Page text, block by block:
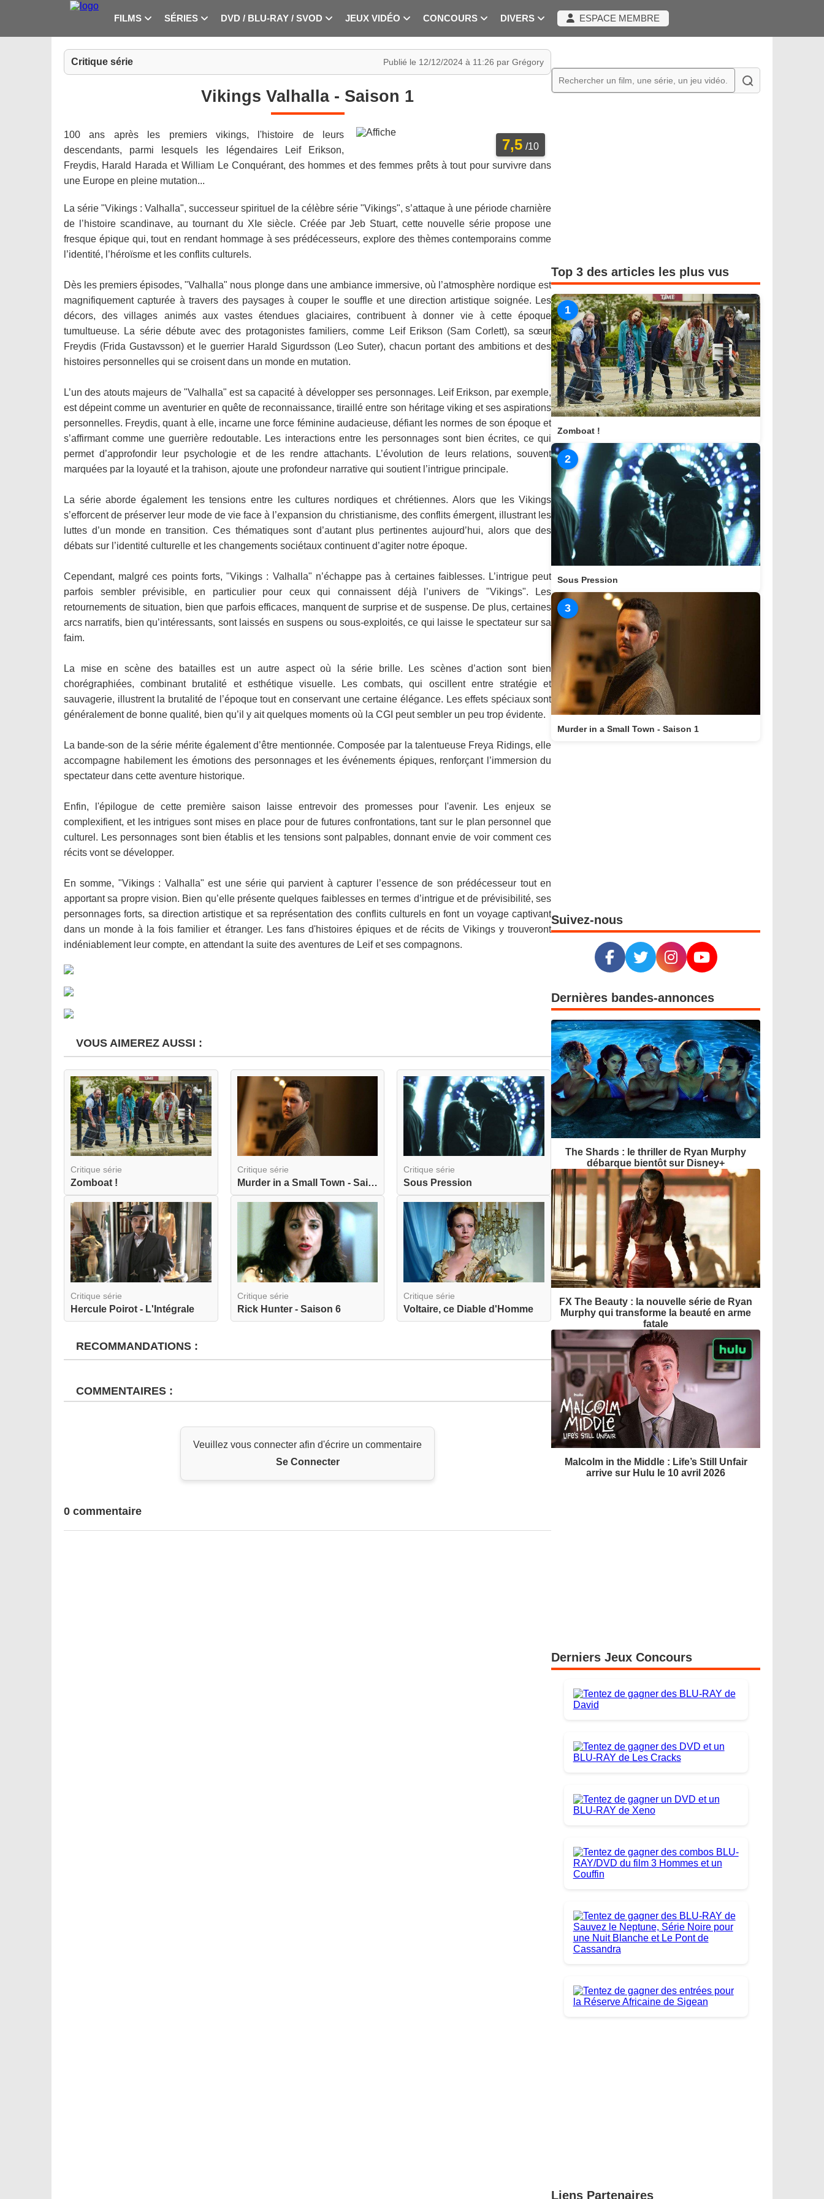
FILMS SÉRIES DVD / BLU-RAY / SVOD JEUX VIDÉO CONCOURS DIVERS ESPACE MEMBRE
Critique série Publié le 12/12/2024 à 11:26 par Grégory
Vikings Valhalla - Saison 1
7,5 /10
100 ans après les premiers vikings, l'histoire de leurs
descendants, parmi lesquels les légendaires Leif Erikson,
Freydis, Harald Harada et William Le Conquérant, des hommes et des femmes prêts à tout pour survivre dans
une Europe en pleine mutation...
La série "Vikings : Valhalla", successeur spirituel de la célèbre série "Vikings", s’attaque à une période charnière
de l’histoire scandinave, au tournant du XIe siècle. Créée par Jeb Stuart, cette nouvelle série propose une
fresque épique qui, tout en rendant hommage à ses prédécesseurs, explore des thèmes contemporains comme
l’identité, l’héroïsme et les conflits culturels.
Dès les premiers épisodes, "Valhalla" nous plonge dans une ambiance immersive, où l’atmosphère nordique est
magnifiquement capturée à travers des paysages à couper le souffle et une direction artistique soignée. Les
décors, des villages animés aux vastes étendues glaciaires, contribuent à donner vie à cette époque
tumultueuse. La série débute avec des protagonistes familiers, comme Leif Erikson (Sam Corlett), sa sœur
Freydis (Frida Gustavsson) et le guerrier Harald Sigurdsson (Leo Suter), chacun portant des ambitions et des
histoires personnelles qui se croisent dans un monde en mutation.
L’un des atouts majeurs de "Valhalla" est sa capacité à développer ses personnages. Leif Erikson, par exemple,
est dépeint comme un aventurier en quête de reconnaissance, tiraillé entre son héritage viking et ses aspirations
personnelles. Freydis, quant à elle, incarne une force féminine audacieuse, défiant les normes de son époque et
s’affirmant comme une guerrière redoutable. Les interactions entre les personnages sont bien écrites, ce qui
permet d’approfondir leur psychologie et de les rendre attachants. L’évolution de leurs relations, souvent
marquées par la loyauté et la trahison, ajoute une profondeur narrative qui soutient l’intrigue principale.
La série aborde également les tensions entre les cultures nordiques et chrétiennes. Alors que les Vikings
s’efforcent de préserver leur mode de vie face à l’expansion du christianisme, des conflits émergent, illustrant les
luttes d’un monde en transition. Ces thématiques sont d’autant plus pertinentes aujourd’hui, alors que des
débats sur l’identité culturelle et les changements sociétaux continuent d’agiter notre époque.
Cependant, malgré ces points forts, "Vikings : Valhalla" n’échappe pas à certaines faiblesses. L’intrigue peut
parfois sembler prévisible, en particulier pour ceux qui connaissent déjà l’univers de "Vikings". Les
retournements de situation, bien que parfois efficaces, manquent de surprise et de suspense. De plus, certaines
arcs narratifs, bien qu’intéressants, sont laissés en suspens ou sous-exploités, ce qui laisse le spectateur sur sa
faim.
La mise en scène des batailles est un autre aspect où la série brille. Les scènes d’action sont bien
chorégraphiées, combinant brutalité et esthétique visuelle. Les combats, qui oscillent entre stratégie et
sauvagerie, illustrent la brutalité de l’époque tout en conservant une certaine élégance. Les effets spéciaux sont
généralement de bonne qualité, bien qu’il y ait quelques moments où la CGI peut sembler un peu trop évidente.
La bande-son de la série mérite également d’être mentionnée. Composée par la talentueuse Freya Ridings, elle
accompagne habilement les émotions des personnages et les événements épiques, renforçant l’immersion du
spectateur dans cette aventure historique.
Enfin, l'épilogue de cette première saison laisse entrevoir des promesses pour l'avenir. Les enjeux se
complexifient, et les intrigues sont mises en place pour de futures confrontations, tant sur le plan personnel que
culturel. Les personnages sont bien établis et les tensions sont palpables, donnant envie de voir comment ces
récits vont se développer.
En somme, "Vikings : Valhalla" est une série qui parvient à capturer l’essence de son prédécesseur tout en
apportant sa propre vision. Bien qu’elle présente quelques faiblesses en termes d’intrigue et de prévisibilité, ses
personnages forts, sa direction artistique et sa représentation des conflits culturels en font un voyage captivant
dans un monde à la fois familier et étranger. Les fans d'histoires épiques et de récits de Vikings y trouveront
indéniablement leur compte, en attendant la suite des aventures de Leif et ses compagnons.
VOUS AIMEREZ AUSSI :
Critique série
Zomboat !
Critique série
Murder in a Small Town - Saison 1
Critique série
Sous Pression
Critique série
Hercule Poirot - L'Intégrale
Critique série
Rick Hunter - Saison 6
Critique série
Voltaire, ce Diable d'Homme
RECOMMANDATIONS :
COMMENTAIRES :
Veuillez vous connecter afin d'écrire un commentaire
Se Connecter
0 commentaire
Top 3 des articles les plus vus
1
Zomboat !
2
Sous Pression
3
Murder in a Small Town - Saison 1
Suivez-nous
Dernières bandes-annonces
The Shards : le thriller de Ryan Murphy
débarque bientôt sur Disney+
FX The Beauty : la nouvelle série de Ryan
Murphy qui transforme la beauté en arme
fatale
Malcolm in the Middle : Life’s Still Unfair
arrive sur Hulu le 10 avril 2026
Derniers Jeux Concours
Liens Partenaires